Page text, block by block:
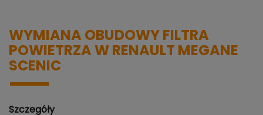
WYMIANA OBUDOWY FILTRA
POWIETRZA W RENAULT MEGANE
SCENIC
Szczegóły